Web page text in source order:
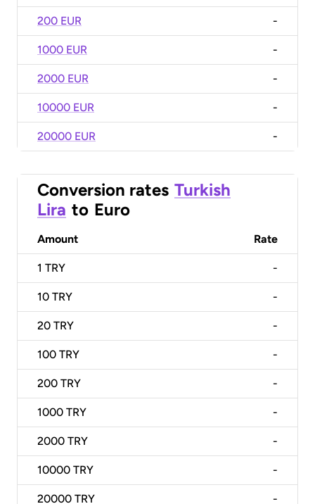
200 EUR -
1000 EUR -
2000 EUR -
10000 EUR -
20000 EUR -
Conversion rates Turkish
Lira to Euro
Amount Rate
1 TRY -
10 TRY -
20 TRY -
100 TRY -
200 TRY -
1000 TRY -
2000 TRY -
10000 TRY -
20000 TRY -